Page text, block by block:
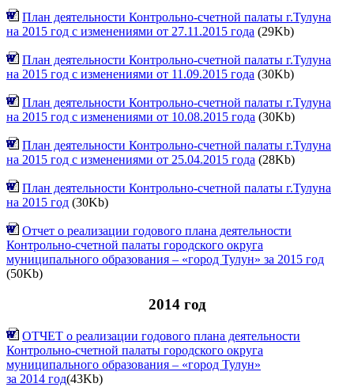
План деятельности Контрольно-счетной палаты г.Тулуна
на 2015 год с изменениями от 27.11.2015 года (29Kb)
План деятельности Контрольно-счетной палаты г.Тулуна
на 2015 год с изменениями от 11.09.2015 года (30Kb)
План деятельности Контрольно-счетной палаты г.Тулуна
на 2015 год с изменениями от 10.08.2015 года (30Kb)
План деятельности Контрольно-счетной палаты г.Тулуна
на 2015 год с изменениями от 25.04.2015 года (28Kb)
План деятельности Контрольно-счетной палаты г.Тулуна
на 2015 год (30Kb)
Отчет о реализации годового плана деятельности
Контрольно-счетной палаты городского округа
муниципального образования – «город Тулун» за 2015 год
(50Kb)
2014 год
ОТЧЕТ о реализации годового плана деятельности
Контрольно-счетной палаты городского округа
муниципального образования – «город Тулун»
за 2014 год(43Kb)